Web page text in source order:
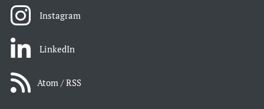
Instagram
LinkedIn
Atom / RSS